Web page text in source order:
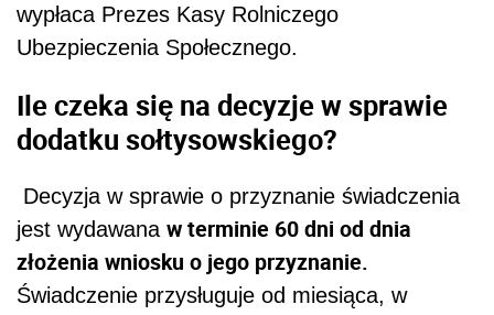
wypłaca Prezes Kasy Rolniczego
Ubezpieczenia Społecznego.
Ile czeka się na decyzje w sprawie
dodatku sołtysowskiego?
Decyzja w sprawie o przyznanie świadczenia
jest wydawana w terminie 60 dni od dnia
złożenia wniosku o jego przyznanie.
Świadczenie przysługuje od miesiąca, w